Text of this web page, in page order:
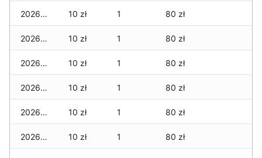
2026-05-17 10 zł 1 80 zł
2026-05-16 10 zł 1 80 zł
2026-05-15 10 zł 1 80 zł
2026-05-14 10 zł 1 80 zł
2026-05-13 10 zł 1 80 zł
2026-05-12 10 zł 1 80 zł